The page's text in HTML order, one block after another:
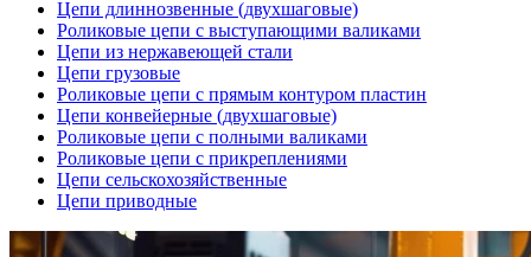
Цепи длиннозвенные (двухшаговые)
Роликовые цепи с выступающими валиками
Цепи из нержавеющей стали
Цепи грузовые
Роликовые цепи с прямым контуром пластин
Цепи конвейерные (двухшаговые)
Роликовые цепи с полными валиками
Роликовые цепи с прикреплениями
Цепи сельскохозяйственные
Цепи приводные